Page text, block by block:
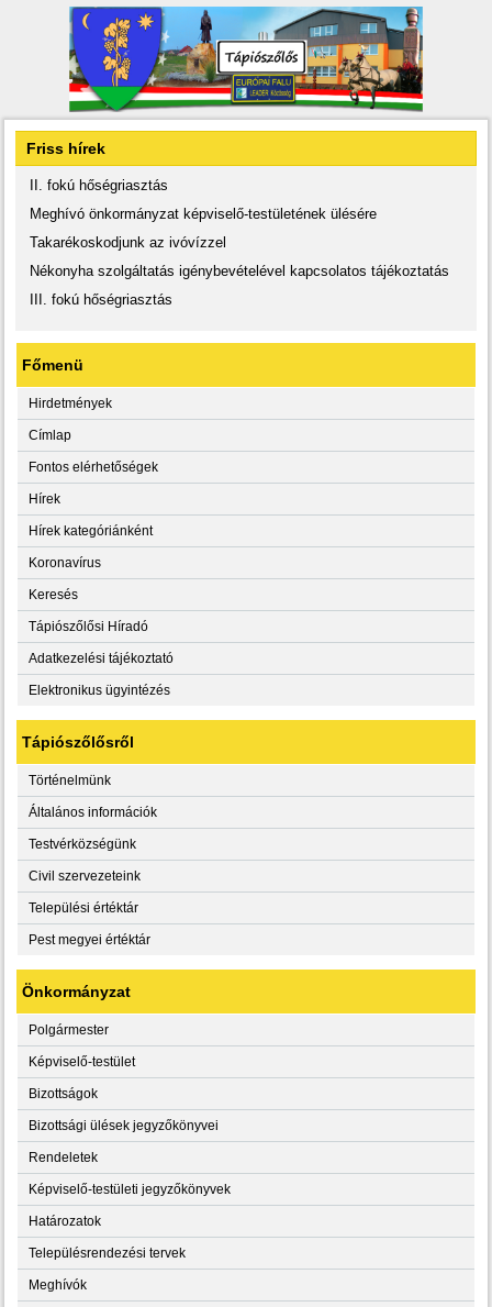
Friss hírek
II. fokú hőségriasztás
Meghívó önkormányzat képviselő-testületének ülésére
Takarékoskodjunk az ivóvízzel
Nékonyha szolgáltatás igénybevételével kapcsolatos tájékoztatás
III. fokú hőségriasztás
Főmenü
Hirdetmények
Címlap
Fontos elérhetőségek
Hírek
Hírek kategóriánként
Koronavírus
Keresés
Tápiószőlősi Híradó
Adatkezelési tájékoztató
Elektronikus ügyintézés
Tápiószőlősről
Történelmünk
Általános információk
Testvérközségünk
Civil szervezeteink
Települési értéktár
Pest megyei értéktár
Önkormányzat
Polgármester
Képviselő-testület
Bizottságok
Bizottsági ülések jegyzőkönyvei
Rendeletek
Képviselő-testületi jegyzőkönyvek
Határozatok
Településrendezési tervek
Meghívók